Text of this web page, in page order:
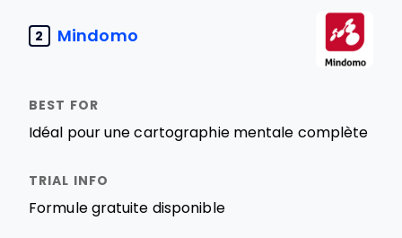
2 Mindomo
Idéal pour une cartographie mentale complète
Formule gratuite disponible